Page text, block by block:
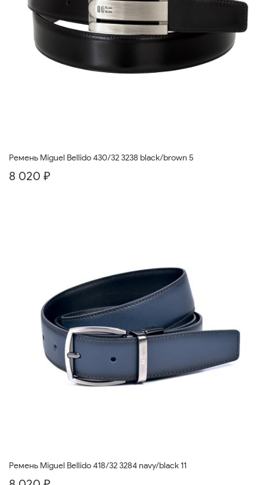
Ремень Miguel Bellido 430/32 3238 black/brown 5
8 020 ₽
Ремень Miguel Bellido 418/32 3284 navy/black 11